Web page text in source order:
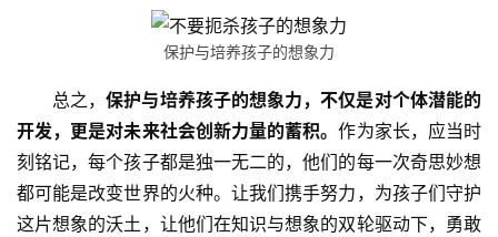
成
长
中
心
保护与培养孩子的想象力
总之，保护与培养孩子的想象力，不仅是对个体潜能的
开发，更是对未来社会创新力量的蓄积。作为家长，应当时
刻铭记，每个孩子都是独一无二的，他们的每一次奇思妙想
都可能是改变世界的火种。让我们携手努力，为孩子们守护
这片想象的沃土，让他们在知识与想象的双轮驱动下，勇敢